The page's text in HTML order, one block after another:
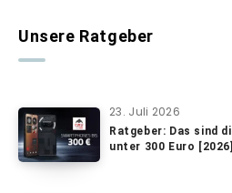
Unsere Ratgeber
23. Juli 2026
Ratgeber: Das sind
unter 300 Euro [2026]